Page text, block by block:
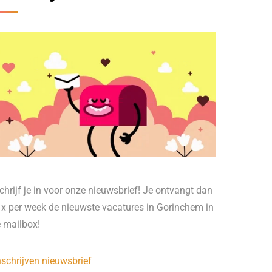
je in voor onze nieuwsbrief! Je ontvangt dan
per week de nieuwste vacatures in Gorinchem in
mailbox!
nieuwsbrief